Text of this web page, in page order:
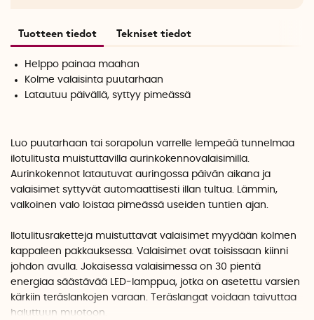
Tuotteen tiedot Tekniset tiedot
Helppo painaa maahan
Kolme valaisinta puutarhaan
Latautuu päivällä, syttyy pimeässä
Luo puutarhaan tai sorapolun varrelle lempeää tunnelmaa
ilotulitusta muistuttavilla aurinkokennovalaisimilla.
Aurinkokennot latautuvat auringossa päivän aikana ja
valaisimet syttyvät automaattisesti illan tultua. Lämmin,
valkoinen valo loistaa pimeässä useiden tuntien ajan.
Ilotulitusraketteja muistuttavat valaisimet myydään kolmen
kappaleen pakkauksessa. Valaisimet ovat toisissaan kiinni
johdon avulla. Jokaisessa valaisimessa on 30 pientä
energiaa säästävää LED-lamppua, jotka on asetettu varsien
kärkiin teräslankojen varaan. Teräslangat voidaan taivuttaa
haluttuun muotoon.